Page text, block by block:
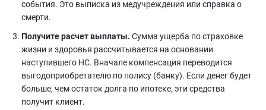
события. Это выписка из медучреждения или справка о
смерти.
Получите расчет выплаты. Сумма ущерба по страховке
жизни и здоровья рассчитывается на основании
наступившего НС. Вначале компенсация переводится
выгодоприобретателю по полису (банку). Если денег будет
больше, чем остаток долга по ипотеке, эти средства
получит клиент.